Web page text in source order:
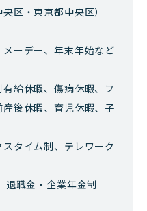
区・東京都中央区）
ーデー、年末年始など
給休暇、傷病休暇、フ
後休暇、育児休暇、子
タイム制、テレワーク
退職金・企業年金制